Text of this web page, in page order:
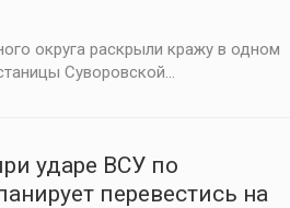
округа раскрыли кражу в одном
Суворовской...
ударе ВСУ по
перевестись на